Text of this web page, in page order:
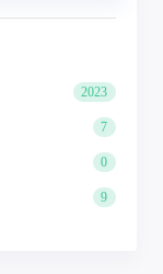
2023
7
0
9